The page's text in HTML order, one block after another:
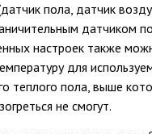
пола, датчик
датчиком
настроек также
для
теплого пола, выше
не смогут.